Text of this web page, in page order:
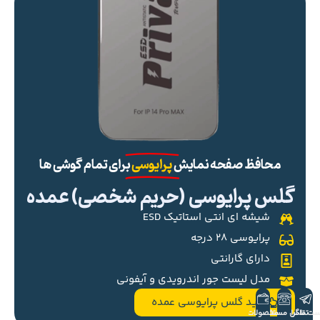
محافظ صفحه نمایشپرایوسیبرای تمام گوشی ها
گلس پرایوسی (حریم شخصی) عمده
شیشه ای انتی استاتیک ESD
پرایوسی ۲۸ درجه
دارای گارانتی
مدل لیست جور اندرویدی و آیفونی
خرید گلس پرایوسی عمده
تلگرام
تماس مستقیم
محصولات